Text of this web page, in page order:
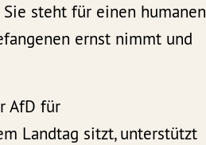
steht für einen humanen
ernst nimmt und
AfD für
Landtag sitzt, unterstützt